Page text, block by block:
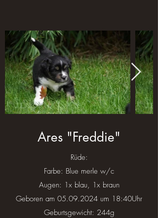
Ares "Freddie"
Rüde:
Farbe: Blue merle w/c
Augen: 1x blau, 1x braun
Geboren am 05.09.2024 um 18:40Uhr
Geburtsgewicht: 244g